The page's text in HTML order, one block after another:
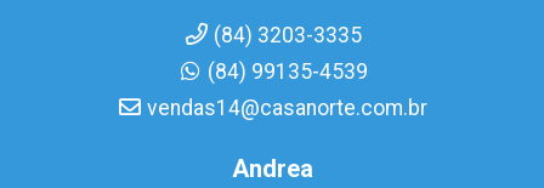
(84) 3203-3335
(84) 99135-4539
vendas14@casanorte.com.br
Andrea